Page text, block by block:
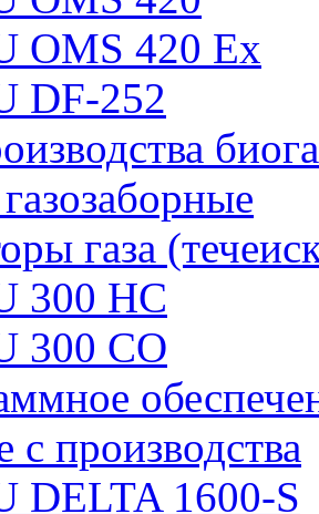
OMS 420 Ex
DF-252
газа
300 HC
300 CO
с производства
DELTA 1600-S